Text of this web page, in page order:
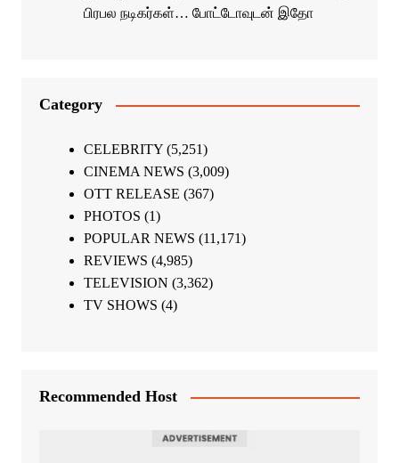
பிரபல நடிகர்கள்… போட்டோவுடன் இதோ
Category
CELEBRITY(5,251)
CINEMA NEWS (3,009)
OTT RELEASE (367)
PHOTOS (1)
POPULAR NEWS (11,171)
REVIEWS (4,985)
TELEVISION (3,362)
TV SHOWS (4)
Recommended Host